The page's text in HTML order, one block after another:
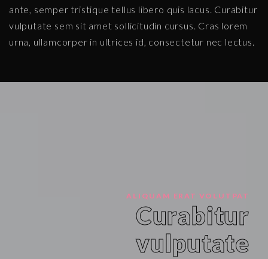
ante, semper tristique tellus libero quis lacus. Curabitur
vulputate sem sit amet sollicitudin cursus. Cras lorem
urna, ullamcorper in ultrices id, consectetur nec lectus.
ALIQUAM ERAT VOLUTPAT
Curabitur
vulputate